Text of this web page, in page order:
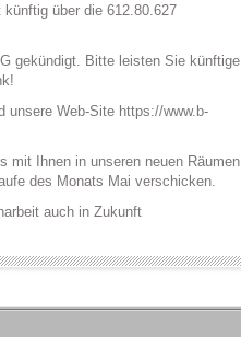
über die 612.80.627
gekündigt. Bitte leisten Sie künftige
unsere Web-Site https://www.b-
mit Ihnen in unseren neuen Räumen
des Monats Mai verschicken.
auch in Zukunft